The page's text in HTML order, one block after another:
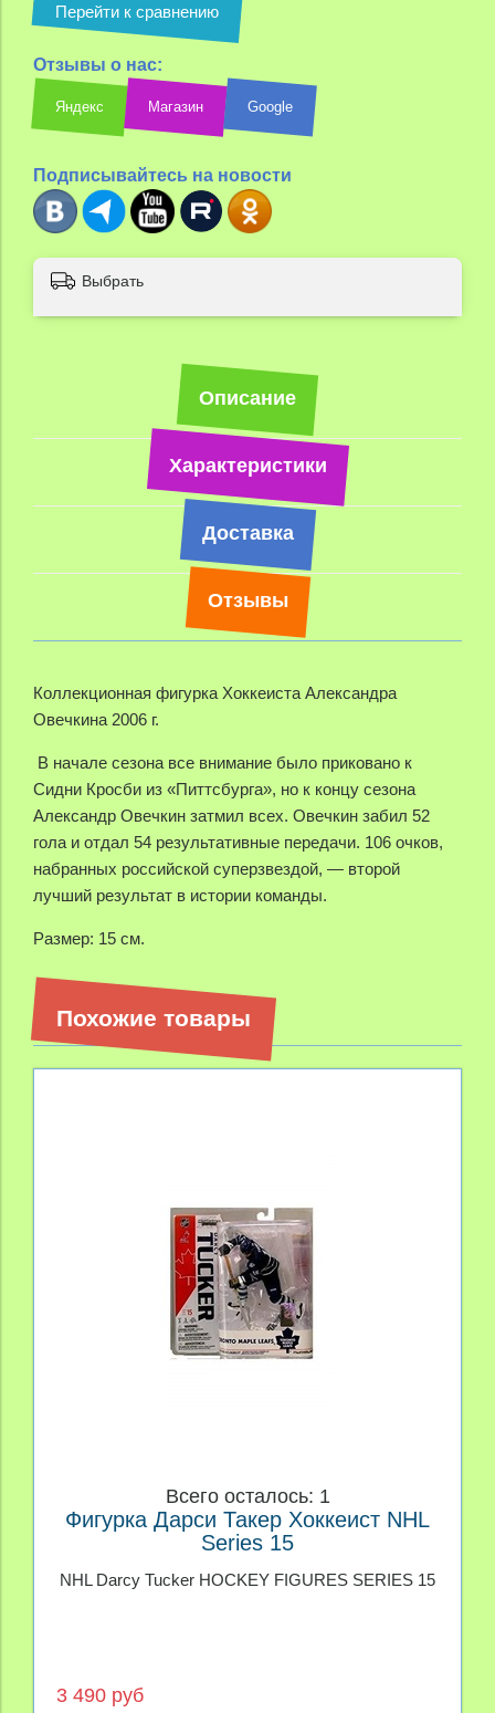
Перейти к сравнению
Отзывы о нас:
Яндекс Магазин Google
Подписывайтесь на новости
Выбрать
Описание
Характеристики
Доставка
Отзывы
Коллекционная фигурка Хоккеиста Александра
Овечкина 2006 г.
В начале сезона все внимание было приковано к
Сидни Кросби из «Питтсбурга», но к концу сезона
Александр Овечкин затмил всех. Овечкин забил 52
гола и отдал 54 результативные передачи. 106 очков,
набранных российской суперзвездой, — второй
лучший результат в истории команды.
Размер: 15 см.
Похожие товары
Всего осталось: 1
Фигурка Дарси Такер Хоккеист NHL
Series 15
NHL Darcy Tucker HOCKEY FIGURES SERIES 15
3 490 руб